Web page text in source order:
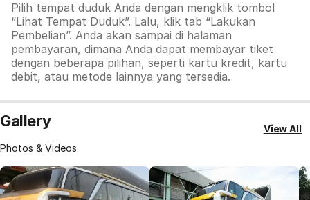
Pilih tempat duduk Anda dengan mengklik tombol
“Lihat Tempat Duduk”. Lalu, klik tab “Lakukan
Pembelian”. Anda akan sampai di halaman
pembayaran, dimana Anda dapat membayar tiket
dengan beberapa pilihan, seperti kartu kredit, kartu
debit, atau metode lainnya yang tersedia.
Gallery
Photos & Videos
View All